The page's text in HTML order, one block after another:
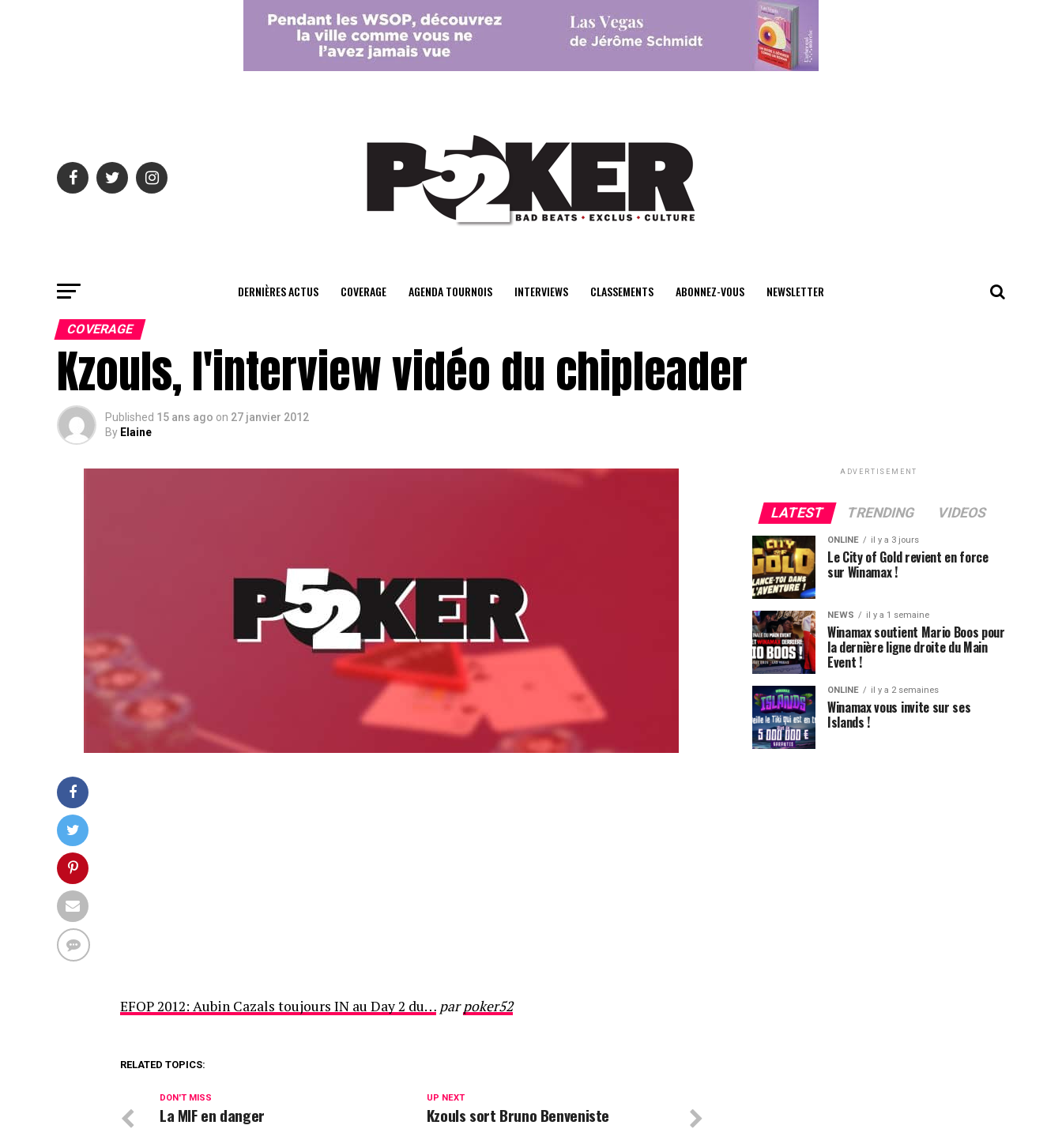
center>
DERNIÈRES ACTUS COVERAGE AGENDA TOURNOIS INTERVIEWS CLASSEMENTS ABONNEZ-VOUS NEWSLETTER
COVERAGE
Kzouls, l'interview vidéo du chipleader
Published 15 ans ago on 27 janvier 2012
By Elaine
EFOP 2012: Aubin Cazals toujours IN au Day 2 du… parpoker52
RELATED TOPICS:
UP NEXT
Kzouls sort Bruno Benveniste
DON'T MISS
La MIF en danger
ADVERTISEMENT
LATEST TRENDING VIDEOS
ONLINE il y a 3 jours
Le City of Gold revient en force
sur Winamax !
NEWS il y a 1 semaine
Winamax soutient Mario Boos pour
la dernière ligne droite du Main
Event !
ONLINE il y a 2 semaines
Winamax vous invite sur ses
Islands !